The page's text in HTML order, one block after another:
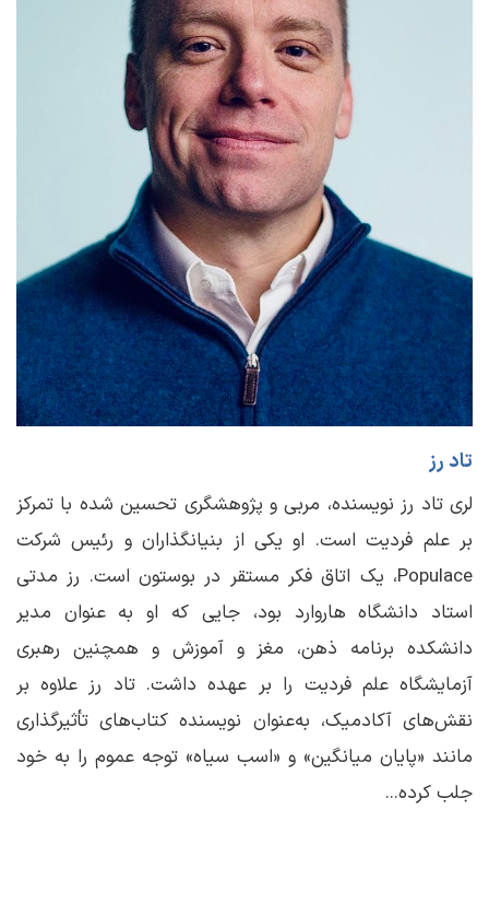
تاد رز
لری تاد رز نویسنده، مربی و پژوهشگری تحسین شده با تمرکز
بر علم فردیت است. او یکی از بنیانگذاران و رئیس شرکت
Populace، یک اتاق فکر مستقر در بوستون است. رز مدتی
استاد دانشگاه هاروارد بود، جایی که او به عنوان مدیر
دانشکده برنامه ذهن، مغز و آموزش و همچنین رهبری
آزمایشگاه علم فردیت را بر عهده داشت. تاد رز علاوه بر
نقش‌های آکادمیک، به‌عنوان نویسنده کتاب‌های تأثیرگذاری
مانند «پایان میانگین» و «اسب سیاه» توجه عموم را به خود
جلب کرده...